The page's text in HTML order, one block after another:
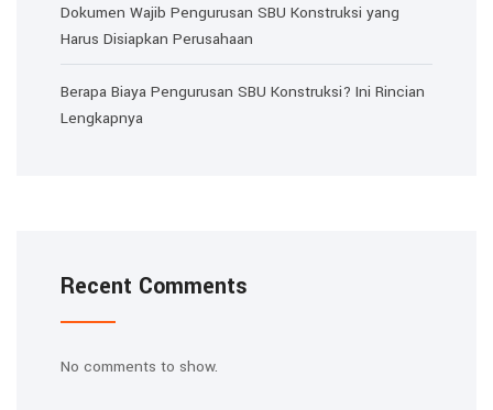
Dokumen Wajib Pengurusan SBU Konstruksi yang
Harus Disiapkan Perusahaan
Berapa Biaya Pengurusan SBU Konstruksi? Ini Rincian
Lengkapnya
Recent Comments
No comments to show.